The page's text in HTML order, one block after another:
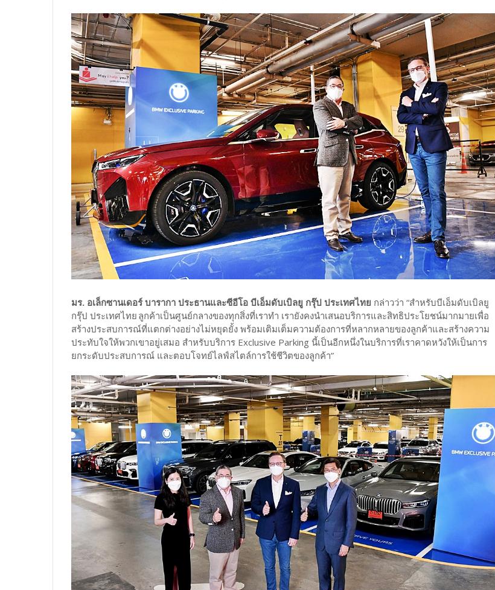
มร. อเล็กซานเดอร์ บารากา ประธานและซีอีโอ บีเอ็มดับเบิลยู กรุ๊ป ประเทศไทย กล่าวว่า “สำหรับบีเอ็มดับเบิลยู
กรุ๊ป ประเทศไทย ลูกค้าเป็นศูนย์กลางของทุกสิ่งที่เราทำ เรายังคงนำเสนอบริการและสิทธิประโยชน์มากมายเพื่อ
สร้างประสบการณ์ที่แตกต่างอย่างไม่หยุดยั้ง พร้อมเติมเต็มความต้องการที่หลากหลายของลูกค้าและสร้างความ
ประทับใจให้พวกเขาอยู่เสมอ สำหรับบริการ Exclusive Parking นี้เป็นอีกหนึ่งในบริการที่เราคาดหวังให้เป็นการ
ยกระดับประสบการณ์ และตอบโจทย์ไลฟ์สไตล์การใช้ชีวิตของลูกค้า”